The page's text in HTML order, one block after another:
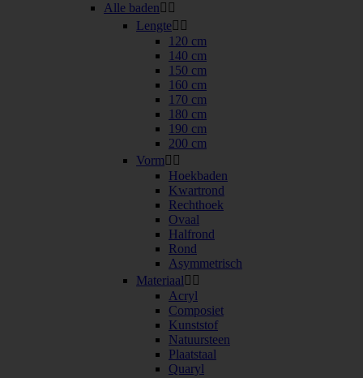
Alle baden 
Lengte 
120 cm
140 cm
150 cm
160 cm
170 cm
180 cm
190 cm
200 cm
Vorm 
Hoekbaden
Kwartrond
Rechthoek
Ovaal
Halfrond
Rond
Asymmetrisch
Materiaal 
Acryl
Composiet
Kunststof
Natuursteen
Plaatstaal
Quaryl